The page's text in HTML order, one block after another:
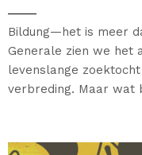
Bildung—het is meer
Generale zien we het
levenslange
verbreding. Maar wat